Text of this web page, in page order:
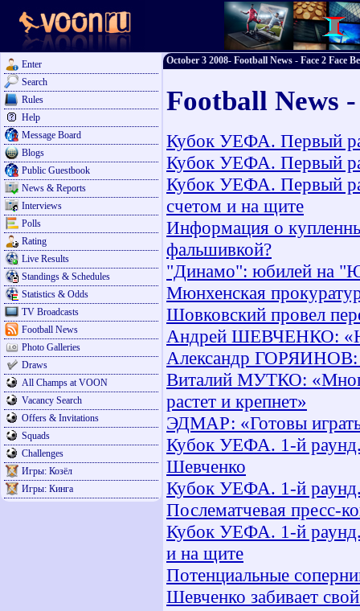
Enter
Search
Rules
Help
Message Board
Blogs
Public Guestbook
News & Reports
Interviews
Polls
Rating
Live Results
Standings & Schedules
Statistics & Odds
TV Broadcasts
Football News
Photo Galleries
Draws
All Champs at VOON
Vacancy Search
Offers & Invitations
Squads
Challenges
Игры: Козёл
Игры: Кинга
October 3 2008- Football News - Face 2 Face
Football News
Кубок УЕФА. Первый
Кубок УЕФА. Первый
Кубок УЕФА. Первый
счетом и на щите
Информация о
фальшивкой?
"Динамо": юбилей на
Мюнхенская
Шовковский провел
Андрей ШЕВЧЕНКО:
Александр ГОРЯИНОВ:
Виталий МУТКО:
растет и крепнет»
ЭДМАР: «Готовы
Кубок УЕФА. 1-й
Шевченко
Кубок УЕФА. 1-й
Послематчевая пресс-
Кубок УЕФА. 1-й раунд.
и на щите
Потенциальные
Шевченко забивает